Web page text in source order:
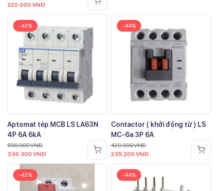
220.000 VNĐ
-43%
Aptomat tép MCB LS LA63N
4P 6A 6kA
590.000VNĐ
336.300 VNĐ
-44%
Contactor ( khởi động từ ) LS
MC-6a 3P 6A
420.000VNĐ
235.200 VNĐ
-43% -44%